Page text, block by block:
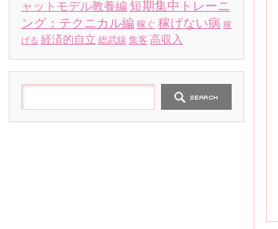
ャットモデル教養編 短期集中トレーニ
ング：テクニカル編 稼ぐ 稼げない病 稼
げる 経済的自立 総武線 集客 高収入